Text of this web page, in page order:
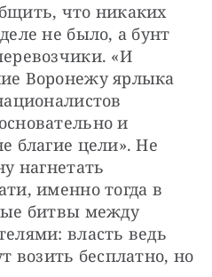
что никаких
не было, а бунт
«И
Воронежу ярлыка
и
благие цели». Не
нагнетать
именно тогда в
битвы между
власть ведь
возить бесплатно, но